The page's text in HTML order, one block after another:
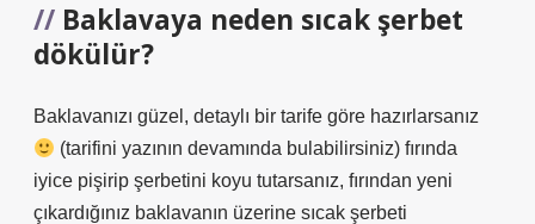
Baklavaya neden sıcak şerbet
dökülür?
Baklavanızı güzel, detaylı bir tarife göre hazırlarsanız
(tarifini yazının devamında bulabilirsiniz) fırında
iyice pişirip şerbetini koyu tutarsanız, fırından yeni
çıkardığınız baklavanın üzerine sıcak şerbeti